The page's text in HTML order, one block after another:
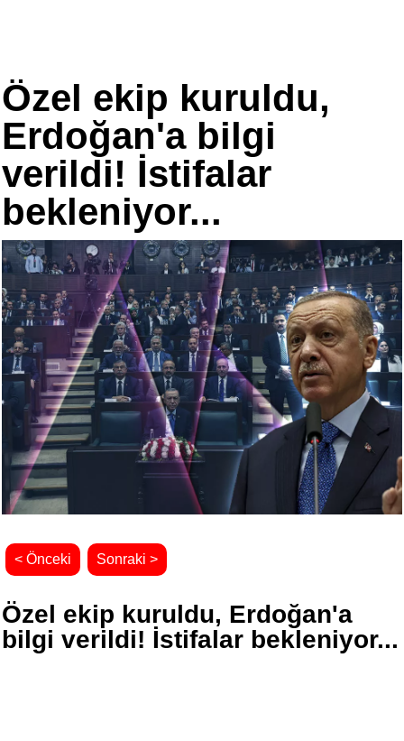
Özel ekip kuruldu,
Erdoğan'a bilgi
verildi! İstifalar
bekleniyor...
< Önceki Sonraki >
Özel ekip kuruldu, Erdoğan'a
bilgi verildi! İstifalar bekleniyor...